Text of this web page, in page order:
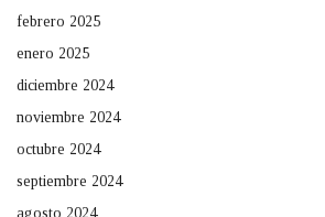
febrero 2025
enero 2025
diciembre 2024
noviembre 2024
octubre 2024
septiembre 2024
agosto 2024